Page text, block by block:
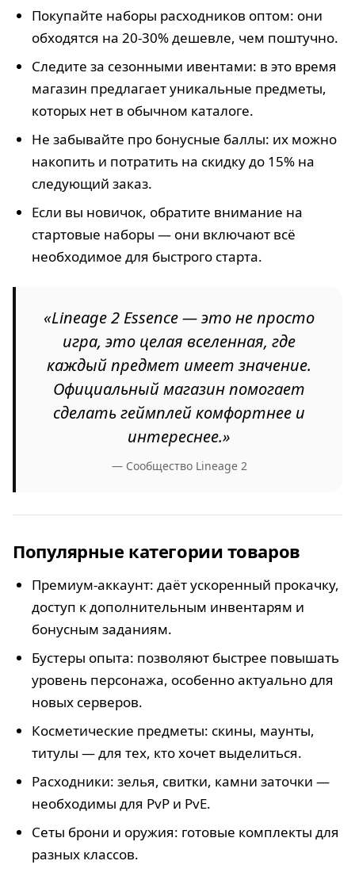
Покупайте наборы расходников оптом: они
обходятся на 20-30% дешевле, чем поштучно.
Следите за сезонными ивентами: в это время
магазин предлагает уникальные предметы,
которых нет в обычном каталоге.
Не забывайте про бонусные баллы: их можно
накопить и потратить на скидку до 15% на
следующий заказ.
Если вы новичок, обратите внимание на
стартовые наборы — они включают всё
необходимое для быстрого старта.
«Lineage 2 Essence — это не просто
игра, это целая вселенная, где
каждый предмет имеет значение.
Официальный магазин помогает
сделать геймплей комфортнее и
интереснее.»
— Сообщество Lineage 2
Популярные категории товаров
Премиум-аккаунт: даёт ускоренный прокачку,
доступ к дополнительным инвентарям и
бонусным заданиям.
Бустеры опыта: позволяют быстрее повышать
уровень персонажа, особенно актуально для
новых серверов.
Косметические предметы: скины, маунты,
титулы — для тех, кто хочет выделиться.
Расходники: зелья, свитки, камни заточки —
необходимы для PvP и PvE.
Сеты брони и оружия: готовые комплекты для
разных классов.